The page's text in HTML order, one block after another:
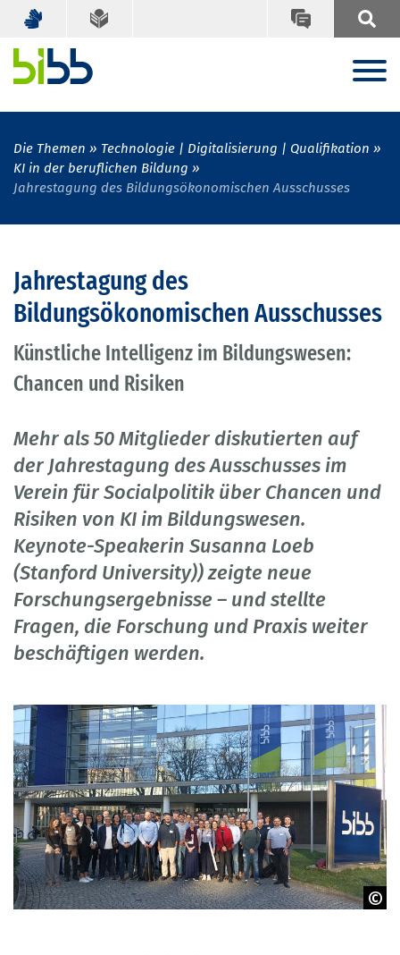
Die Themen
Technologie | Digitalisierung | Qualifikation
KI in der beruflichen Bildung
Jahrestagung des Bildungsökonomischen Ausschusses
Jahrestagung des
Bildungsökonomischen Ausschusses
Künstliche Intelligenz im Bildungswesen:
Chancen und Risiken
Mehr als 50 Mitglieder diskutierten auf
der Jahrestagung des Ausschusses im
Verein für Socialpolitik über Chancen und
Risiken von KI im Bildungswesen.
Keynote-Speakerin Susanna Loeb
(Stanford University)) zeigte neue
Forschungsergebnisse – und stellte
Fragen, die Forschung und Praxis weiter
beschäftigen werden.